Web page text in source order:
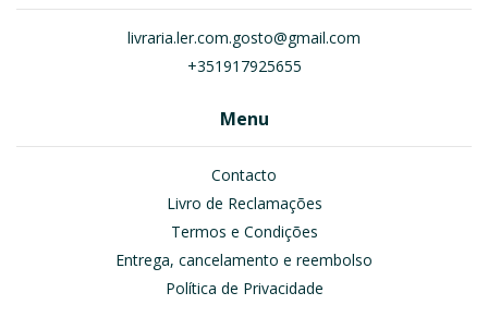
livraria.ler.com.gosto@gmail.com
+351917925655
Menu
Contacto
Livro de Reclamações
Termos e Condições
Entrega, cancelamento e reembolso
Política de Privacidade